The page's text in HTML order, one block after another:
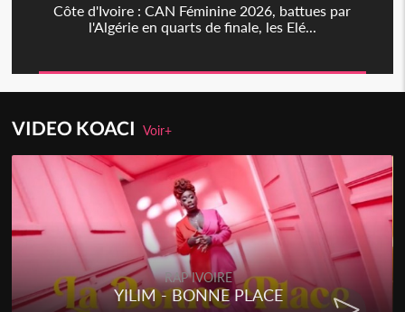
Côte d'Ivoire : CAN Féminine 2026, battues par
l'Algérie en quarts de finale, les Elé...
VIDEO KOACIVoir+
RAP IVOIRE
YILIM - BONNE PLACE